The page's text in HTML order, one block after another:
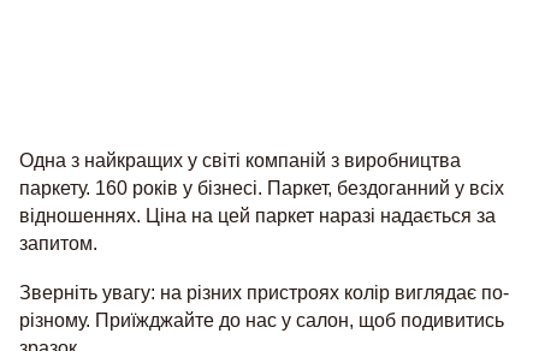
Одна з найкращих у світі компаній з виробництва
паркету. 160 років у бізнесі. Паркет, бездоганний у всіх
відношеннях. Ціна на цей паркет наразі надається за
запитом.
Зверніть увагу: на різних пристроях колір виглядає по-
різному. Приїжджайте до нас у салон, щоб подивитись